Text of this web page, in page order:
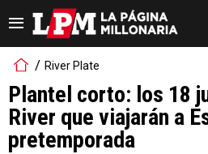
River Plate
Plantel corto: los 18
River que viajarán a
pretemporada